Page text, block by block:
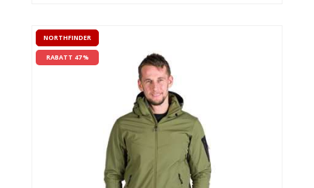
NORTHFINDER
RABATT 47 %